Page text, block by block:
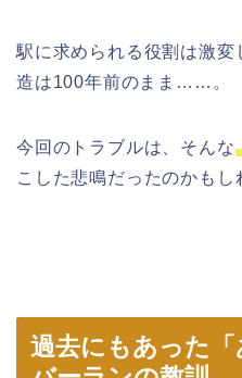
駅に求められる役割は激
造は100年前のまま……。
今回のトラブルは、そんな
こした悲鳴だったのかもし
過去にもあった